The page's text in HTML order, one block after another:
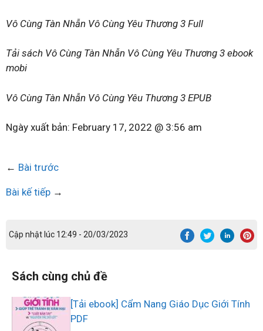
Vô Cùng Tàn Nhẫn Vô Cùng Yêu Thương 3 Full
Tải sách Vô Cùng Tàn Nhẫn Vô Cùng Yêu Thương 3 ebook
mobi
Vô Cùng Tàn Nhẫn Vô Cùng Yêu Thương 3 EPUB
Ngày xuất bản: February 17, 2022 @ 3:56 am
← Bài trước
Bài kế tiếp →
Cập nhật lúc 12:49 - 20/03/2023
Sách cùng chủ đề
[Tải ebook] Cẩm Nang Giáo Dục Giới Tính
PDF